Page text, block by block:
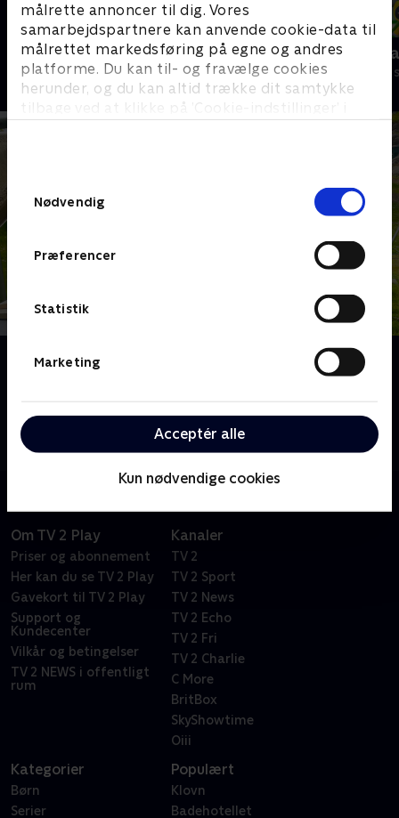
målrette annoncer til dig. Vores
samarbejdspartnere kan anvende cookie-data til
målrettet markedsføring på egne og andres
platforme. Du kan til- og fravælge cookies
herunder, og du kan altid trække dit samtykke
tilbage ved at klikke på ’Cookie-indstillinger’ i
Nødvendig
Præferencer
Statistik
Marketing
Acceptér alle
Kun nødvendige cookies
Kæmpemaskiner - Slikfabrikken
Børneserier • 1 sæsoner
Geckos
Børneserier • 2
Om Kæmpemaskiner
maskinerne på arbejde. Her får han at se hvordan de
fungerer, og hvor store kræfter de har.
Om TV 2 Play
Priser og abonnement
Her kan du se TV 2 Play
Gavekort til TV 2 Play
Support og
Kundecenter
Vilkår og betingelser
TV 2 NEWS i offentligt
rum
Kanaler
TV 2
TV 2 Sport
TV 2 News
TV 2 Echo
TV 2 Fri
TV 2 Charlie
C More
BritBox
SkyShowtime
Oiii
Kategorier
Børn
Serier
Populært
Klovn
Badehotellet